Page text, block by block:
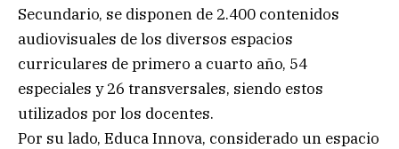
Secundario, se disponen de 2.400 contenidos
audiovisuales de los diversos espacios
curriculares de primero a cuarto año, 54
especiales y 26 transversales, siendo estos
utilizados por los docentes.
Por su lado, Educa Innova, considerado un espacio